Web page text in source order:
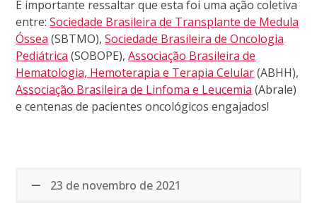
É importante ressaltar que esta foi uma ação coletiva
entre:Sociedade Brasileira de Transplante de Medula
Óssea (SBTMO),Sociedade Brasileira de Oncologia
Pediátrica (SOBOPE),Associação Brasileira de
Hematologia, Hemoterapia e Terapia Celular(ABHH),
Associação Brasileira de Linfoma e Leucemia (Abrale)
e centenas de pacientes oncológicos engajados!
23 de novembro de 2021